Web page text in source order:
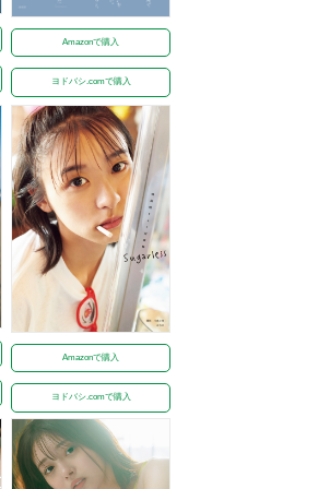
Amazonで購入
ヨドバシ.comで購入
Amazonで購入
ヨドバシ.comで購入